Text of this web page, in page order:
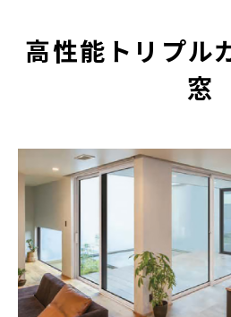
高性能トリプル
窓